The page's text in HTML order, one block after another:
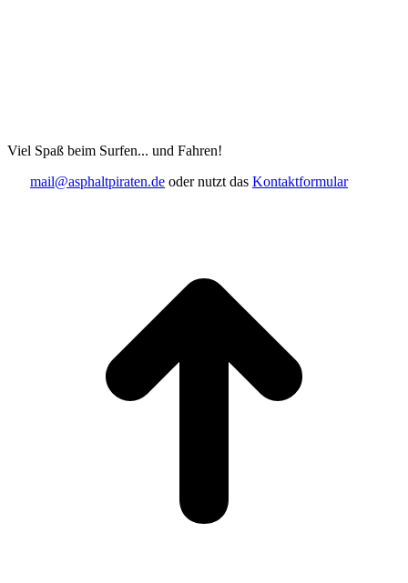
Viel Spaß beim Surfen... und Fahren!
mail@asphaltpiraten.de oder nutzt das Kontaktformular